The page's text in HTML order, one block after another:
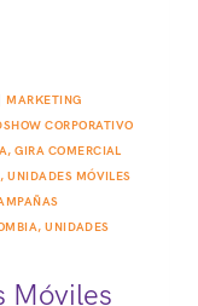
MARKETING
CORPORATIVO
GIRA COMERCIAL
UNIDADES MÓVILES
UNIDADES
Móviles